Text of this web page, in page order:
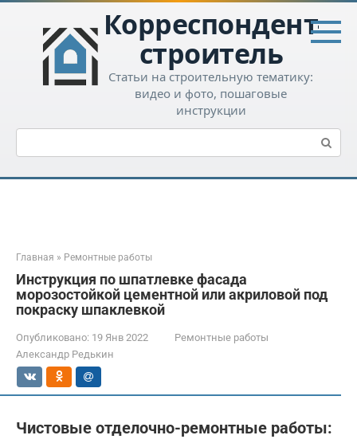
Перейти
контенту
Корреспондент-
строитель
Статьи на строительную тематику:
видео и фото, пошаговые
инструкции
Поиск:
Главная » Ремонтные работы
Инструкция по шпатлевке фасада
морозостойкой цементной или акриловой под
покраску шпаклевкой
Опубликовано: 19 Янв 2022
Ремонтные работы
Александр Редькин
Чистовые отделочно-ремонтные работы: